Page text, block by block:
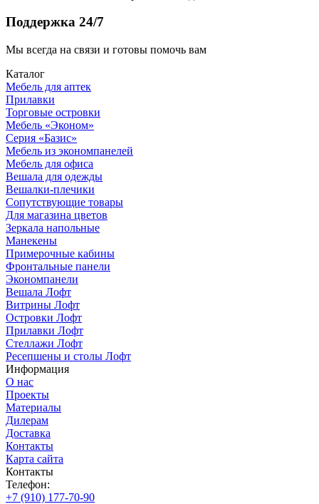
Поддержка 24/7
Мы всегда на связи и готовы помочь вам
Каталог
Мебель для аптек
Прилавки
Торговые островки
Мебель «Эконом»
Серия «Базис»
Мебель из экономпанелей
Мебель для офиса
Вешала для одежды
Вешалки-плечики
Сопутствующие товары
Для магазина цветов
Зеркала напольные
Манекены
Примерочные кабины
Фронтальные панели
Экономпанели
Вешала Лофт
Витрины Лофт
Островки Лофт
Прилавки Лофт
Стеллажи Лофт
Ресепшены и столы Лофт
Информация
О нас
Проекты
Материалы
Дилерам
Доставка
Контакты
Карта сайта
Контакты
Телефон:
+7 (910) 177-70-90